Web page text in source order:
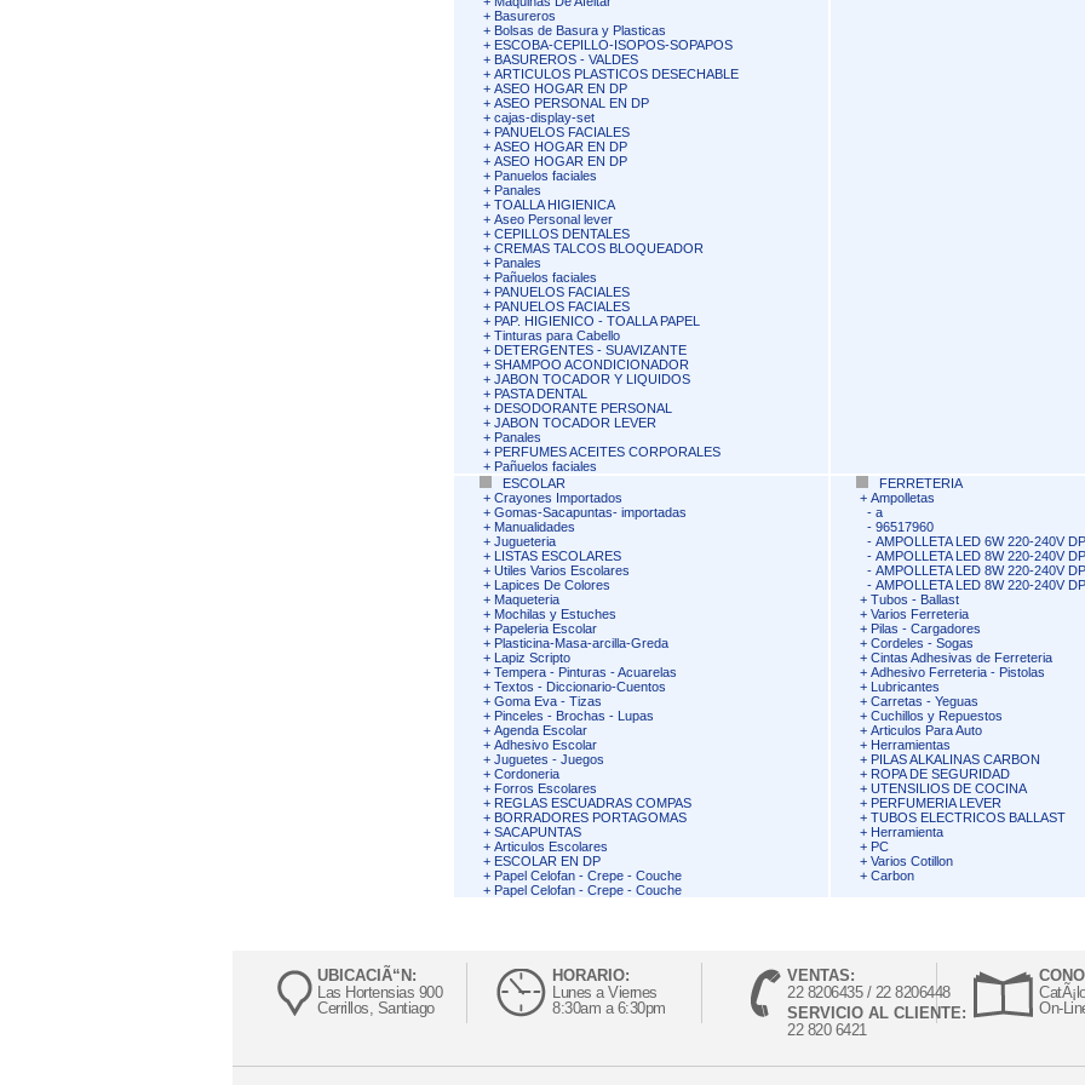
+ Basureros
+ Bolsas de Basura y Plasticas
+ ESCOBA-CEPILLO-ISOPOS-SOPAPOS
+ BASUREROS - VALDES
+ ARTICULOS PLASTICOS DESECHABLE
+ ASEO HOGAR EN DP
+ ASEO PERSONAL EN DP
+ cajas-display-set
+ PANUELOS FACIALES
+ ASEO HOGAR EN DP
+ ASEO HOGAR EN DP
+ Panuelos faciales
+ Panales
+ TOALLA HIGIENICA
+ Aseo Personal lever
+ CEPILLOS DENTALES
+ CREMAS TALCOS BLOQUEADOR
+ Panales
+ Pañuelos faciales
+ PANUELOS FACIALES
+ PANUELOS FACIALES
+ PAP. HIGIENICO - TOALLA PAPEL
+ Tinturas para Cabello
+ DETERGENTES - SUAVIZANTE
+ SHAMPOO ACONDICIONADOR
+ JABON TOCADOR Y LIQUIDOS
+ PASTA DENTAL
+ DESODORANTE PERSONAL
+ JABON TOCADOR LEVER
+ Panales
+ PERFUMES ACEITES CORPORALES
+ Pañuelos faciales
ESCOLAR
+ Crayones Importados
+ Gomas-Sacapuntas- importadas
+ Manualidades
+ Jugueteria
+ LISTAS ESCOLARES
+ Utiles Varios Escolares
+ Lapices De Colores
+ Maqueteria
+ Mochilas y Estuches
+ Papeleria Escolar
+ Plasticina-Masa-arcilla-Greda
+ Lapiz Scripto
+ Tempera - Pinturas - Acuarelas
+ Textos - Diccionario-Cuentos
+ Goma Eva - Tizas
+ Pinceles - Brochas - Lupas
+ Agenda Escolar
+ Adhesivo Escolar
+ Juguetes - Juegos
+ Cordoneria
+ Forros Escolares
+ REGLAS ESCUADRAS COMPAS
+ BORRADORES PORTAGOMAS
+ SACAPUNTAS
+ Articulos Escolares
+ ESCOLAR EN DP
+ Papel Celofan - Crepe - Couche
+ Papel Celofan - Crepe - Couche
FERRETERIA
+ Ampolletas
- a
- 96517960
- AMPOLLETA LED 6W 220-240V
- AMPOLLETA LED 8W 220-240V
- AMPOLLETA LED 8W 220-240V
- AMPOLLETA LED 8W 220-240V
+ Tubos - Ballast
+ Varios Ferreteria
+ Pilas - Cargadores
+ Cordeles - Sogas
+ Cintas Adhesivas de Ferreteria
+ Adhesivo Ferreteria - Pistolas
+ Lubricantes
+ Carretas - Yeguas
+ Cuchillos y Repuestos
+ Articulos Para Auto
+ Herramientas
+ PILAS ALKALINAS CARBON
+ ROPA DE SEGURIDAD
+ UTENSILIOS DE COCINA
+ PERFUMERIA LEVER
+ TUBOS ELECTRICOS BALLAST
+ Herramienta
+ PC
+ Varios Cotillon
+ Carbon
UBICACIÃ“N:
Las Hortensias 900
Cerrillos, Santiago
HORARIO:
Lunes a Viernes
8:30am a 6:30pm
VENTAS:
22 8206435 / 22 8206448
SERVICIO AL CLIENTE:
22 820 6421
On-